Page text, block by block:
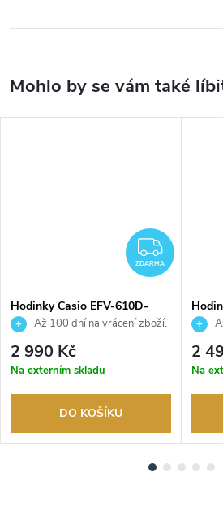
ZDARMA
Hodinky Casio EFV-610D-
1AVUEFAž 100 dní na vrácení zboží.
Autorizovaný prodejce.
2 990 Kč
Na externím skladu
DO KOŠÍKU
DW-
2
Na